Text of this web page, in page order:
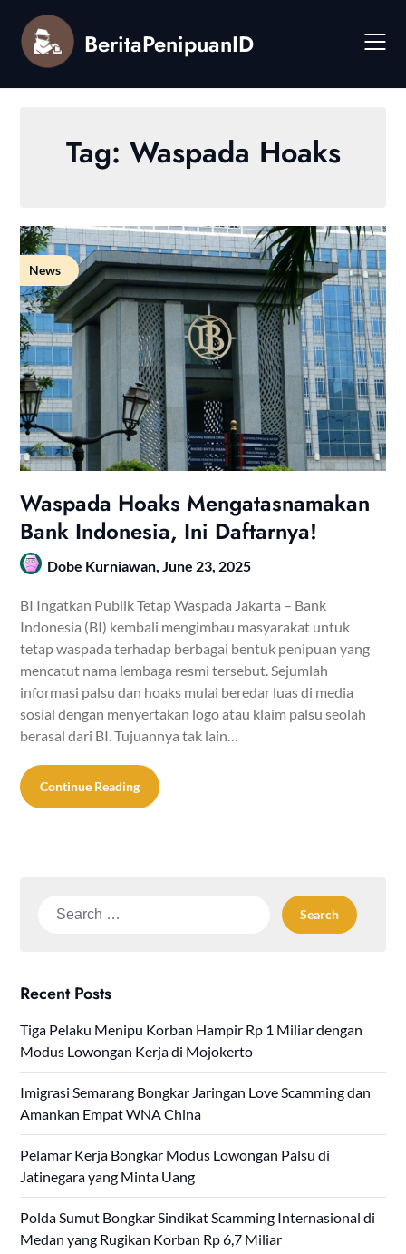
content
BeritaPenipuanID
Tag: Waspada Hoaks
News
Waspada Hoaks Mengatasnamakan
Bank Indonesia, Ini Daftarnya!
Dobe Kurniawan,June 23, 2025
BI Ingatkan Publik Tetap Waspada Jakarta – Bank
Indonesia (BI) kembali mengimbau masyarakat untuk
tetap waspada terhadap berbagai bentuk penipuan yang
mencatut nama lembaga resmi tersebut. Sejumlah
informasi palsu dan hoaks mulai beredar luas di media
sosial dengan menyertakan logo atau klaim palsu seolah
berasal dari BI. Tujuannya tak lain…
Continue Reading
Search
Recent Posts
Tiga Pelaku Menipu Korban Hampir Rp 1 Miliar dengan
Modus Lowongan Kerja di Mojokerto
Imigrasi Semarang Bongkar Jaringan Love Scamming dan
Amankan Empat WNA China
Pelamar Kerja Bongkar Modus Lowongan Palsu di
Jatinegara yang Minta Uang
Polda Sumut Bongkar Sindikat Scamming Internasional di
Medan yang Rugikan Korban Rp 6,7 Miliar